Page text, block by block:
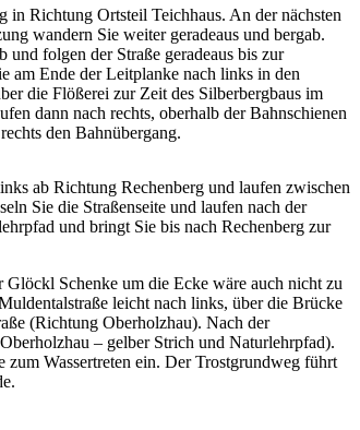
in Richtung Ortsteil Teichhaus. An der nächsten
wandern Sie weiter geradeaus und bergab.
folgen der Straße geradeaus bis zur
am Ende der Leitplanke nach links in den
die Flößerei zur Zeit des Silberbergbaus im
dann nach rechts, oberhalb der Bahnschienen
den Bahnübergang.
ab Richtung Rechenberg und laufen zwischen
Sie die Straßenseite und laufen nach der
und bringt Sie bis nach Rechenberg zur
Glöckl Schenke um die Ecke wäre auch nicht zu
leicht nach links, über die Brücke
(Richtung Oberholzhau). Nach der
– gelber Strich und Naturlehrpfad).
Wassertreten ein. Der Trostgrundweg führt